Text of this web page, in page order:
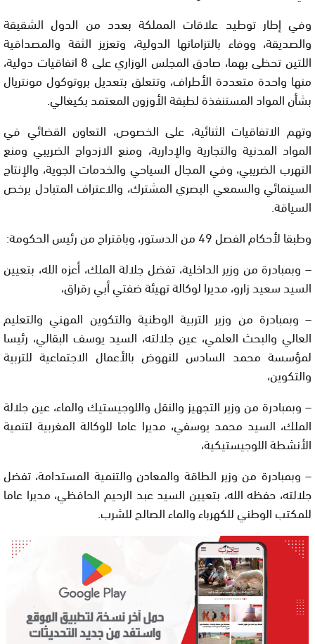
وفي إطار توطيد علاقات المملكة بعدد من الدول الشقيقة
والصديقة، ووفاء بالتزاماتها الدولية، وتعزيز الثقة والمصداقية
اللتين تحظى بهما، صادق المجلس الوزاري على 8 اتفاقيات دولية،
منها واحدة متعددة الأطراف، وتتعلق بتعديل بروتوكول مونتريال
بشأن المواد المستنفذة لطبقة الأوزون المعتمد بكيغالي.
وتهم الاتفاقيات الثنائية، على الخصوص، التعاون القضائي في
المواد المدنية والتجارية والإدارية، ومنع الازدواج الضريبي ومنع
التهرب الضريبي، وفي المجال السياحي والخدمات الجوية، والإنتاج
السينمائي والسمعي البصري المشترك، والاعتراف المتبادل برخص
السياقة.
وطبقا لأحكام الفصل 49 من الدستور، وباقتراح من رئيس الحكومة:
– وبمبادرة من وزير الداخلية، تفضل جلالة الملك، أعزه الله، بتعيين
السيد سعيد زارو، مديرا لوكالة تهيئة ضفتي أبي رقراق،
– وبمبادرة من وزير التربية الوطنية والتكوين المهني والتعليم
العالي والبحث العلمي، عين جلالته، السيد يوسف البقالي، رئيسا
لمؤسسة محمد السادس للنهوض بالأعمال الاجتماعية للتربية
والتكوين،
– وبمبادرة من وزير التجهيز والنقل واللوجيستيك والماء، عين جلالة
الملك، السيد محمد يوسفي، مديرا عاما للوكالة المغربية لتنمية
الأنشطة اللوجيستيكية،
– وبمبادرة من وزير الطاقة والمعادن والتنمية المستدامة، تفضل
جلالته، حفظه الله، بتعيين السيد عبد الرحيم الحافظي، مديرا عاما
للمكتب الوطني للكهرباء والماء الصالح للشرب.